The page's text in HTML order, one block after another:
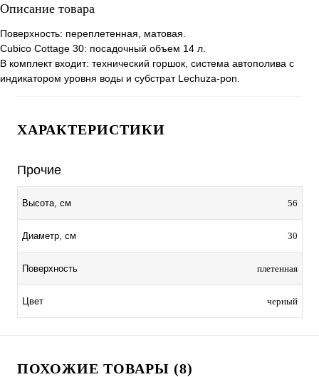
Описание товара
Поверхность: переплетенная, матовая.
Сubico Cottage 30: посадочный объем 14 л.
В комплект входит: технический горшок, система автополива с
индикатором уровня воды и субстрат Lechuza-pon.
ХАРАКТЕРИСТИКИ
Прочие
Высота, см 56
Диаметр, см 30
Поверхность плетенная
Цвет черный
ПОХОЖИЕ ТОВАРЫ (8)